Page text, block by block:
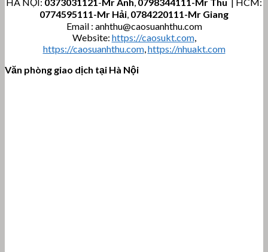
HÀ NỘI: 0373031121- Mr Anh, 0798344111-Mr Thu
| HCM:
0774595111-Mr Hải, 0784220111-Mr Giang
Email : anhthu@caosuanhthu.com
Website: https://caosukt.com,
https://caosuanhthu.com,https://nhuakt.com
Văn phòng giao dịch tại Hà Nội